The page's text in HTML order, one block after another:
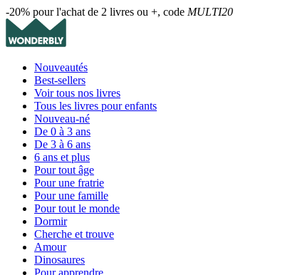
-20% pour l'achat de 2 livres ou +, code MULTI20
Nouveautés
Best-sellers
Voir tous nos livres
Tous les livres pour enfants
Nouveau-né
De 0 à 3 ans
De 3 à 6 ans
6 ans et plus
Pour tout âge
Pour une fratrie
Pour une famille
Pour tout le monde
Dormir
Cherche et trouve
Amour
Dinosaures
Pour apprendre